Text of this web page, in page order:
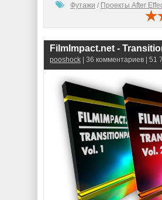
Футажи / Проекты After
pooshock | 36 комментариев | 51